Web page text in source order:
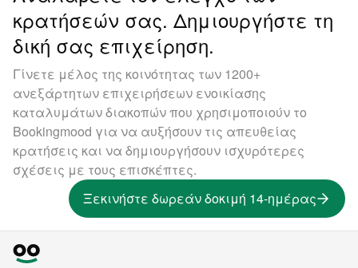
κρατήσεών σας. Δημιουργήστε τη
δική σας επιχείρηση.
Γίνετε μέλος της κοινότητας των 1200+
ανεξάρτητων επιχειρήσεων ενοικίασης
καταλυμάτων διακοπών που χρησιμοποιούν το
Bookingmood για να αυξήσουν τις απευθείας
κρατήσεις και να δημιουργήσουν ισχυρότερες
σχέσεις με τους επισκέπτες.
Ξεκινήστε δωρεάν δοκιμή 14-ημέρας